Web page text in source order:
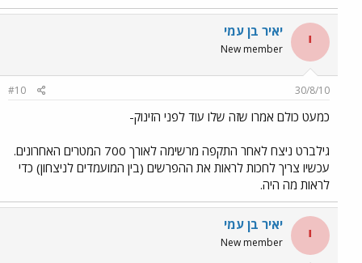
י יאיר בן עמי
New member
30/8/10
#10
כמעט כולם אמרו שזה שלו עוד לפני הזינוק-
גילברט ניצח לאחר התקפה מרשימה לאורך 700 המטרים האחרונים.
עכשיו צריך לחכות לראות את ההפרשים (בין המועמדים לניצחון) כדי
לראות מה היה.
י יאיר בן עמי
New member